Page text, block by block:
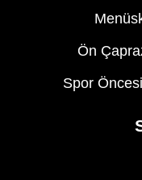
Ön
Spor